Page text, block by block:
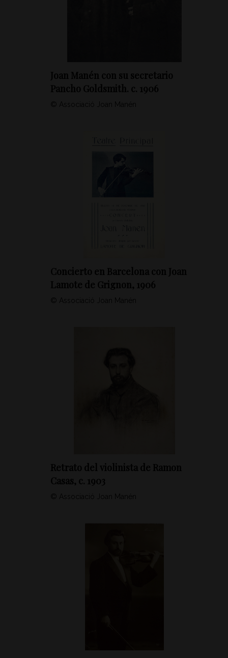
Joan Manén con su secretario
Pancho Goldsmith. c. 1906
© Associació Joan Manén
Concierto en Barcelona con Joan
Lamote de Grignon, 1906
© Associació Joan Manén
Retrato del violinista de Ramon
Casas, c. 1903
© Associació Joan Manén